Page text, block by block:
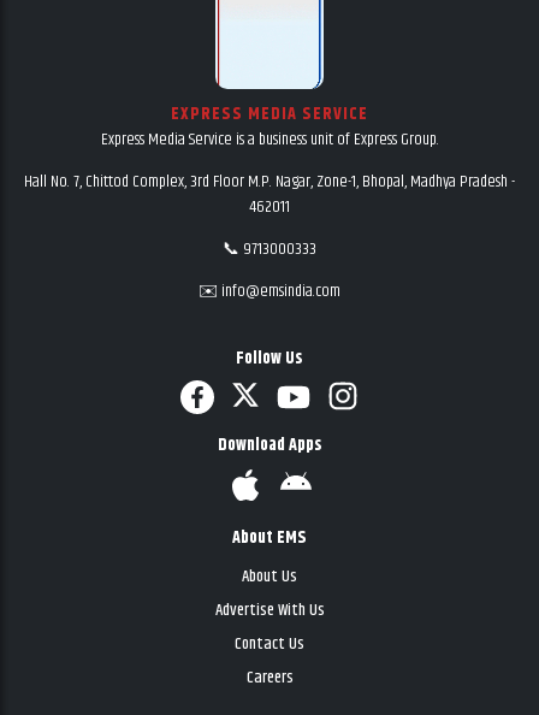
EXPRESS MEDIA SERVICE
Express Media Service is a business unit of Express Group.
Hall No. 7, Chittod Complex, 3rd Floor M.P. Nagar, Zone-1, Bhopal, Madhya Pradesh -
462011
📞 9713000333
✉️ info@emsindia.com
Follow Us
Download Apps
About EMS
About Us
Advertise With Us
Contact Us
Careers